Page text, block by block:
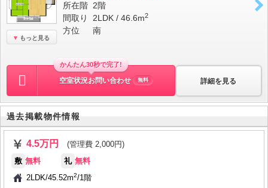
もっと見る
所在階 2階
間取り
2LDK / 46.6m2
方位 南
詳細を見る
かんたん30秒で完了!
空室状況お問い合わせ 無料
過去掲載物件情報
4.5万円
(管理費 2,000円)
敷 無料 礼 無料
2LDK/45.52m2/1階